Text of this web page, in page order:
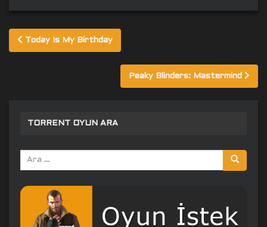
Yazı
gezinmesi
Today Is My Birthday
Peaky Blinders: Mastermind
TORRENT OYUN ARA
Arama
yap: